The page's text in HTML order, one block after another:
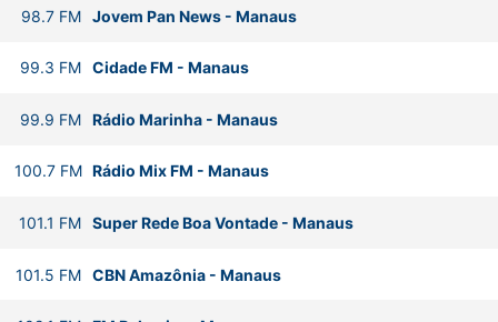
98.7 FM Jovem Pan News- Manaus
99.3 FM Cidade FM - Manaus
99.9 FM Rádio Marinha- Manaus
100.7 FM Rádio Mix FM - Manaus
101.1 FM Super Rede Boa Vontade- Manaus
101.5 FM CBN Amazônia- Manaus